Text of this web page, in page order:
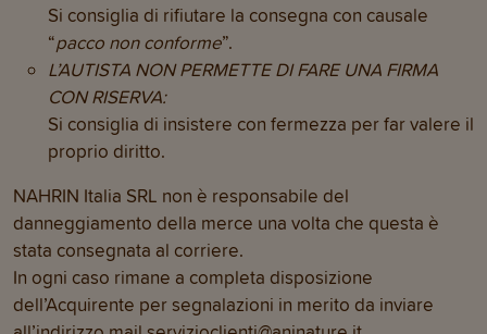
Si consiglia di rifiutare la consegna con causale
“pacco non conforme”.
L’AUTISTA NON PERMETTE DI FARE UNA FIRMA
CON RISERVA:
Si consiglia di insistere con fermezza per far valere il
proprio diritto.
NAHRIN Italia SRL non è responsabile del
danneggiamento della merce una volta che questa è
stata consegnata al corriere.
In ogni caso rimane a completa disposizione
dell’Acquirente per segnalazioni in merito da inviare